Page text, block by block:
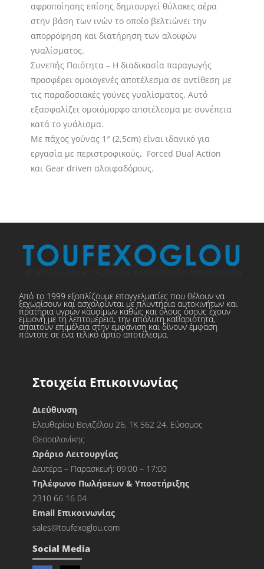
αφροποίησης επίσης δημιουργεί θύλακες αέρα
στην βάση των ινών το οποίο βελτιώνει την
απορρόφηση και διατήρηση των αλοιφών
γυαλίσματος.
Συνεπής Ποιότητα – Η διαδικασία παραγωγής
προσφέρει ομοιογενές αποτέλεσμα σε αντίθεση με
τις παραδοσιακές γούνες γυαλίσματος. Αυτό
εξασφαλίζει ομοιόμορφο αποτέλεσμα με συνέπεια
κατά το γυάλισμα.
Με πάχος γούνας 1″ (2,5cm) είναι ιδανικό για
εργασία με περιστροφικούς, Forced Dual Action
και Gear driven αλοιφαδόρους.
Από το 1999 εξοπλίζουμε επαγγελματίες που θέλουν να
ξεχωρίσουν και ασχολούνται με πλυντήρια αυτοκινήτων και
πρατήρια υγρών καυσίμων καθώς και όλους όσους έχουν
εμμονή με τη λεπτομέρεια, την απόλυτη καθαριότητα,
απαιτούν επιμέλεια στην εμφάνιση και δίνουν έμφαση
πάντοτε σε ένα τελικό άρτιο αποτέλεσμα.
Στοιχεία Επικοινωνίας
Διεύθυνση
Ελευθερίου Βενιζέλου 26, ΤΚ 562 24, Εύοσμος
Θεσσαλονίκης
Ωράριο Λειτουργίας
Δευτέρα – Παρασκευή: 09:00 – 17:00
Τηλέφωνο Πωλήσεων & Υποστήριξης
2310 66 16 04
Εmail Επικοινωνίας
sales@toufexoglou.com
Social Media